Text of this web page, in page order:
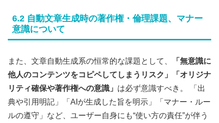
6.2 自動文章生成時の著作権・倫理課題、マナー
意識について
また、文章自動生成系の恒常的な課題として、
「無意識に
他人のコンテンツをコピペしてしまうリスク」「オリジナ
リティ確保や著作権への意識」 は必ず意識すべき。 「出
典や引用明記」「AIが生成した旨を明示」「マナー・ルー
ルの遵守」など、ユーザー自身にも“使い方の責任”が伴う